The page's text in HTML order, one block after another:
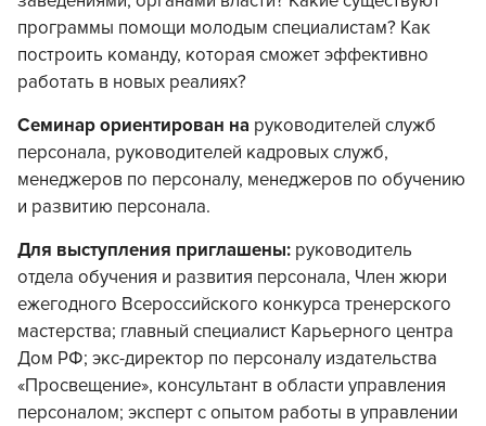
программы помощи молодым специалистам? Как
построить команду, которая сможет эффективно
работать в новых реалиях?
Семинар ориентирован на руководителей служб
персонала, руководителей кадровых служб,
менеджеров по персоналу, менеджеров по обучению
и развитию персонала.
Для выступления приглашены: руководитель
отдела обучения и развития персонала, Член жюри
ежегодного Всероссийского конкурса тренерского
мастерства; главный специалист Карьерного центра
Дом РФ; экс-директор по персоналу издательства
«Просвещение», консультант в области управления
персоналом; эксперт с опытом работы в управлении